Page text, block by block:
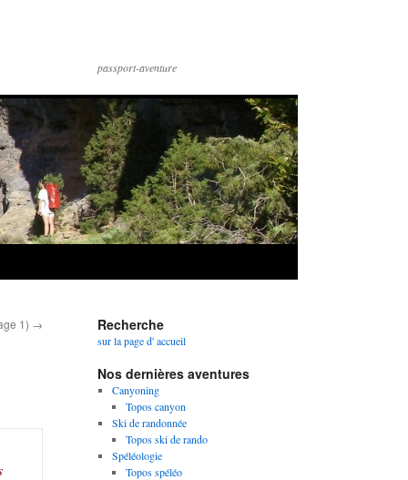
passport-aventure
1) → Recherche
sur la page d' accueil
Nos dernières aventures
Canyoning
Topos canyon
Ski de randonnée
Topos ski de rando
Spéléologie
Topos spéléo